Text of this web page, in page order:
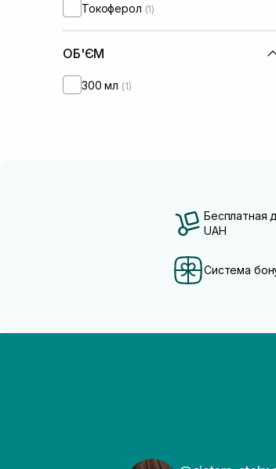
Токоферол (1)
ОБ'ЄМ
300 мл (1)
Бесплатная
UAH
Система